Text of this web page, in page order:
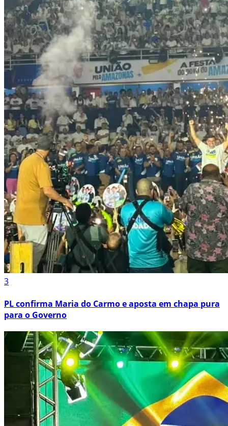
3
PL confirma Maria do Carmo e aposta em chapa pura
para o Governo